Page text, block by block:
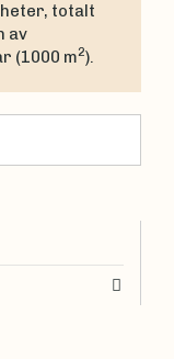
totalt
av
(1000 m2).